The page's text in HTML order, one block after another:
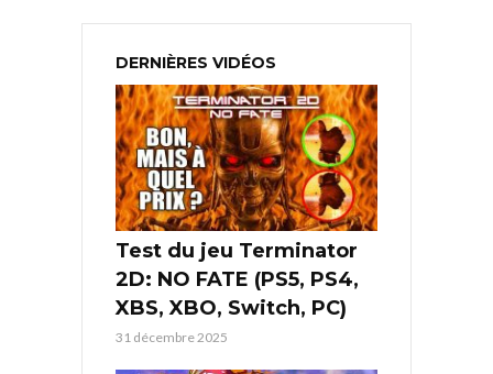
DERNIÈRES VIDÉOS
Test du jeu Terminator
2D: NO FATE (PS5, PS4,
XBS, XBO, Switch, PC)
31 décembre 2025